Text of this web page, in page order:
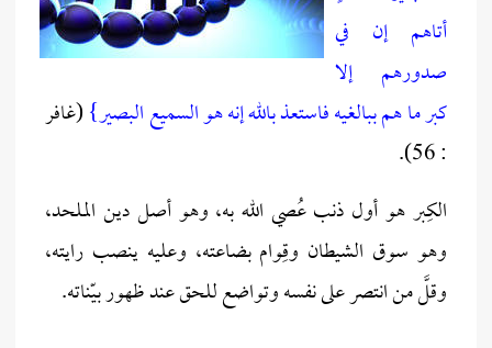
أتاهم إن في
صدورهم إلا
كبر ما هم ببالغيه فاستعذ بالله إنه هو السميع البصير}(غافر
: 56).
الكِبر هو أول ذنب عُصي الله به، وهو أصل دين الملحد،
وهو سوق الشيطان وقِوام بضاعته، وعليه ينصب رايته،
وقلَّ من انتصر على نفسه وتواضع للحق عند ظهور بيّناته.